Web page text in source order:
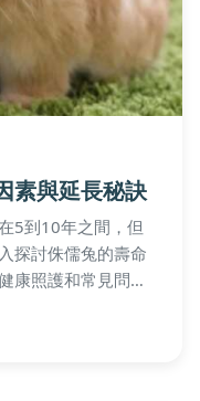
素與延長秘訣
5到10年之間，但
探討侏儒兔的壽命
康照護和常見問題
南。